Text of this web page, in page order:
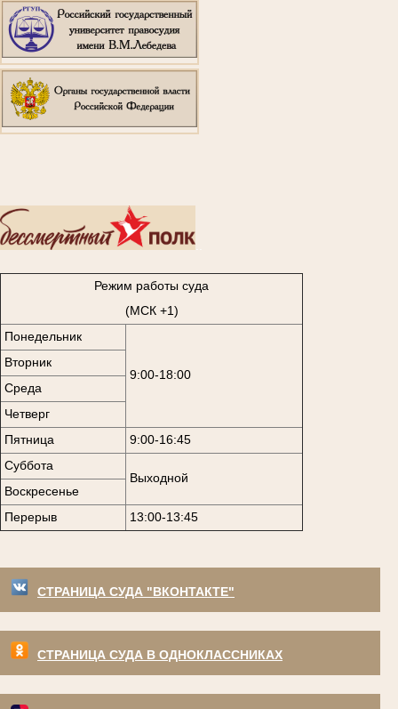
Режим работы суда
(МСК +1)
Понедельник
9:00-18:00
Вторник
Среда
Четверг
Пятница
9:00-16:45
Суббота
Выходной
Воскресенье
Перерыв
13:00-13:45
СТРАНИЦА СУДА "ВКОНТАКТЕ"
СТРАНИЦА СУДА В ОДНОКЛАССНИКАХ